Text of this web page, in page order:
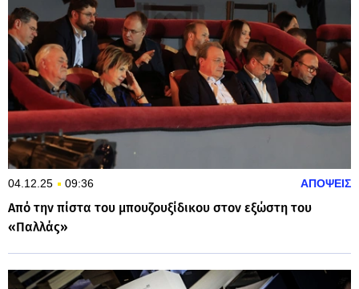
04.12.25 09:36 ΑΠΟΨΕΙΣ
Aπό την πίστα του μπουζουξίδικου στον εξώστη του
«Παλλάς»